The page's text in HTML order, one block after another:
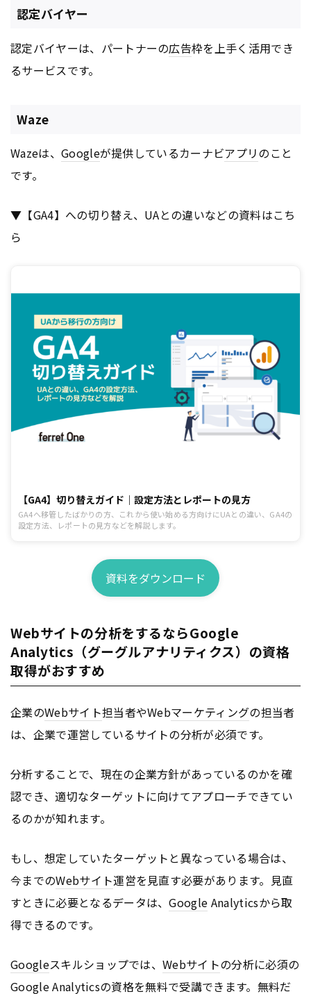
認定バイヤー
認定バイヤーは、パートナーの広告枠を上手く活用でき
るサービスです。
Waze
Wazeは、 Googleが提供しているカーナビアプリのこと
です。
▼【GA4】への切り替え、UAとの違いなどの資料はこち
ら
【GA4】切り替えガイド｜設定方法とレポートの見方
GA4へ移管したばかりの方、これから使い始める方向けにUAとの違い、GA4の
設定方法、レポートの見方などを解説します。
資料をダウンロード
Webサイトの分析をするならGoogle
Analytics（グーグルアナリティクス）の資格
取得がおすすめ
企業のWebサイト担当者やWebマーケティングの担当者
は、企業で運営しているサイトの分析が必須です。
分析することで、現在の企業方針があっているのかを確
認でき、適切なターゲットに向けてアプローチできてい
るのかが知れます。
もし、想定していたターゲットと異なっている場合は、
今までのWebサイト運営を見直す必要があります。見直
すときに必要となるデータは、Google Analyticsから取
得できるのです。
Googleスキルショップでは、Webサイトの分析に必須の
GoogleAnalyticsの資格を無料で受講できます。無料だ